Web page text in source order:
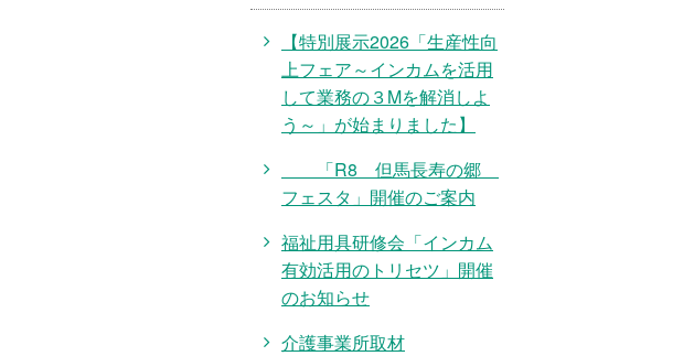
【特別展示2026「生産性向
上フェア～インカムを活用
して業務の３Mを解消しよ
う～」が始まりました】
「R8 但馬長寿の郷
フェスタ」開催のご案内
福祉用具研修会「インカム
有効活用のトリセツ」開催
のお知らせ
介護事業所取材